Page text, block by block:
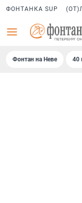
ФОНТАНКА SUP
Фонтан на Неве 40